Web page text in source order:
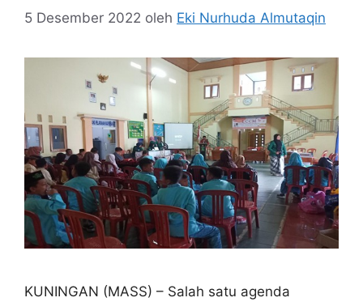
5 Desember 2022 oleh Eki Nurhuda Almutaqin
KUNINGAN (MASS) – Salah satu agenda